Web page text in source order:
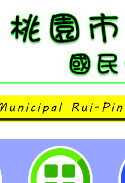
利部社會及家
案-桃園市立瑞